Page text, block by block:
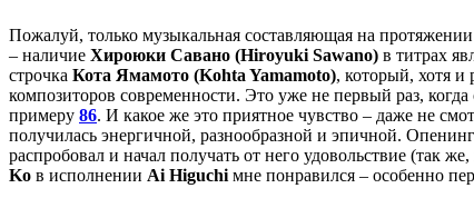
Пожалуй, только музыкальная составляющая на
– наличие Хироюки Савано (Hiroyuki Sawano) в титрах
строчка Кота Ямамото (Kohta Yamamoto), который, хотя и
композиторов современности. Это уже не первый раз,
примеру 86. И какое же это приятное чувство – даже не
получилась энергичной, разнообразной и эпичной. Опенинг
распробовал и начал получать от него удовольствие (так
Ko в исполнении Ai Higuchi мне понравился – особенно